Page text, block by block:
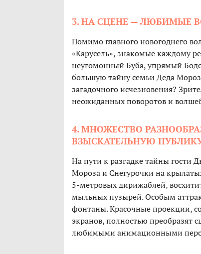
3. НА СЦЕНЕ — ЛЮБИМЫЕ
Помимо главного новогоднего
«Карусель», знакомые каждому
неугомонный Буба, упрямый
большую тайну семьи Деда
загадочного исчезновения?
неожиданных поворотов и
4. МНОЖЕСТВО
ВЗЫСКАТЕЛЬНУЮ
На пути к разгадке тайны гости
Мороза и Снегурочки на
5-метровых дирижаблей,
мыльных пузырей. Особым
фонтаны. Красочные проекции,
экранов, полностью преобразят
любимыми анимационными